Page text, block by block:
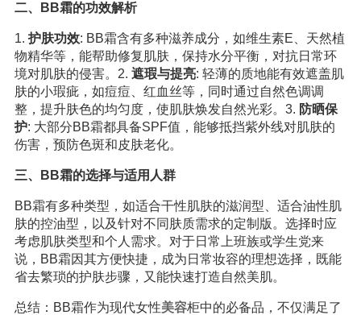
二、BB霜的功效解析
1. 护肤功效: BB霜含有多种滋养成分，如维生素E、天然植
物精华等，能帮助修复肌肤，保持水分平衡，对抗日常环
境对肌肤的侵害。2. 遮瑕与提亮: 轻薄的质地能有效遮盖肌
肤的小瑕疵，如痘痘、红血丝等，同时通过自然色调调
整，提升肤色的均匀度，使肌肤焕发自然光彩。3. 防晒保
护: 大部分BB霜都具备SPF值，能够抵挡紫外线对肌肤的
伤害，预防色斑和皮肤老化。
三、BB霜的选择与适用人群
BB霜有多种类型，如适合干性肌肤的滋润型、适合油性肌
肤的控油型，以及针对不同肤质需求的定制版。选择时应
考虑肌肤类型和个人需求。对于日常上班族或学生党来
说，BB霜因其方便快捷，成为日常妆容的理想选择，既能
省去繁琐的护肤步骤，又能快速打造自然美肌。
总结：BB霜作为现代女性美容柜中的必备品，不仅满足了